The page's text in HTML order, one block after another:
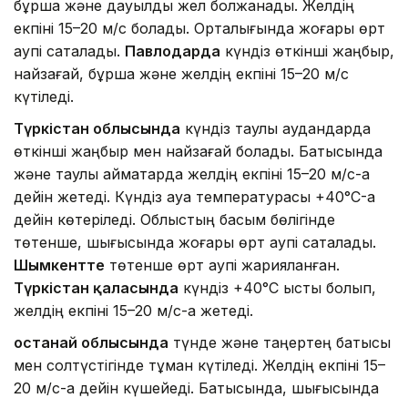
бұршақ және дауылды жел болжанады. Желдің
екпіні 15–20 м/с болады. Орталығында жоғары өрт
қаупі сақталады. Павлодарда күндіз өткінші жаңбыр,
найзағай, бұршақ және желдің екпіні 15–20 м/с
күтіледі.
Түркістан облысында күндіз таулы аудандарда
өткінші жаңбыр мен найзағай болады. Батысында
және таулы аймақтарда желдің екпіні 15–20 м/с-қа
дейін жетеді. Күндіз ауа температурасы +40°C-қа
дейін көтеріледі. Облыстың басым бөлігінде
төтенше, шығысында жоғары өрт қаупі сақталады.
Шымкентте төтенше өрт қаупі жарияланған.
Түркістан қаласында күндіз +40°C ыстық болып,
желдің екпіні 15–20 м/с-қа жетеді.
Қостанай облысында түнде және таңертең батысы
мен солтүстігінде тұман күтіледі. Желдің екпіні 15–
20 м/с-қа дейін күшейеді. Батысында, шығысында